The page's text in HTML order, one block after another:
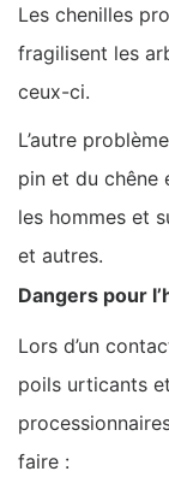
Les chenilles
fragilisent les
ceux-ci.
L’autre
pin et du chêne
les hommes et
et autres.
Dangers pour
Lors d’un
poils urticants
faire :